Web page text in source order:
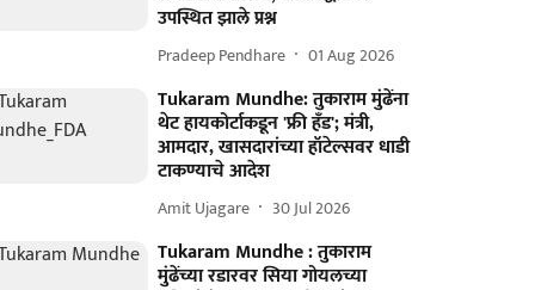
उपस्थित झाले प्रश्न
Pradeep Pendhare 01 Aug 2026
Tukaram Mundhe: तुकाराम मुंढेंना
थेट हायकोर्टाकडून 'फ्री हँड'; मंत्री,
आमदार, खासदारांच्या हॉटेल्सवर धाडी
टाकण्याचे आदेश
Amit Ujagare 30 Jul 2026
Tukaram Mundhe : तुकाराम
मुंढेंच्या रडारवर सिया गोयलच्या